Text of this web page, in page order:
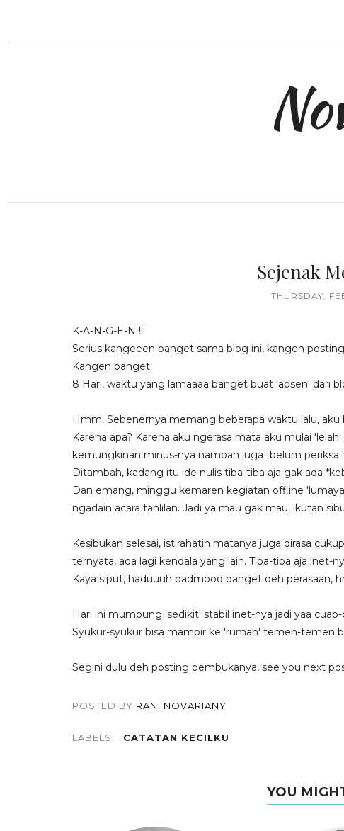
Sejenak
THURSDAY,
K-A-N-G-E-N !!!
Serius kangeeen banget sama blog ini, kangen
Kangen banget.
8 Hari, waktu yang lamaaaa banget buat 'absen' dari
Hmm, Sebenernya memang beberapa waktu lalu,
Karena apa? Karena aku ngerasa mata aku mulai
kemungkinan minus-nya nambah juga [belum periksa
Ditambah, kadang itu ide nulis tiba-tiba aja gak ada
Dan emang, minggu kemaren kegiatan offline
ngadain acara tahlilan. Jadi ya mau gak mau, ikutan
Kesibukan selesai, istirahatin matanya juga dirasa
ternyata, ada lagi kendala yang lain. Tiba-tiba aja inet-
Kaya siput, haduuuh badmood banget deh perasaan,
Hari ini mumpung 'sedikit' stabil inet-nya jadi yaa
Syukur-syukur bisa mampir ke 'rumah' temen-temen
Segini dulu deh posting pembukanya, see you next
POSTED BY RANI NOVARIANY
LABELS: CATATAN KECILKU
YOU